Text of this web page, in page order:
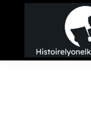
principal
barreHistoire